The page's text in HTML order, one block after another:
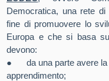
Democratica, una rete
fine di promuovere lo
Europa e che si basa
devono:
● da una parte avere
apprendimento;